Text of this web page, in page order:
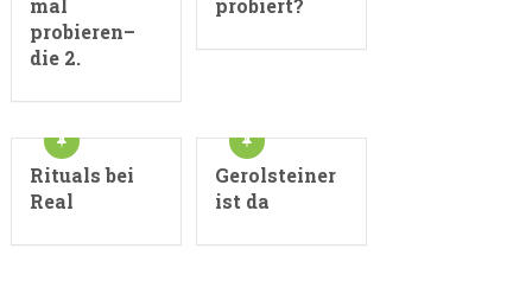
mal
probieren–
die 2.
probiert?
Rituals bei
Real
Gerolsteiner
ist da